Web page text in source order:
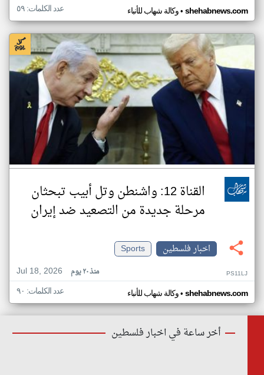
وكالة شهاب للأنباء• shehabnews.com عدد الكلمات: ٥٩
القناة 12: واشنطن وتل أبيب تبحثان
مرحلة جديدة من التصعيد ضد إيران
اخبار فلسطين
Sports
Jul 18, 2026
منذ ٢٠ يوم PS11LJ
وكالة شهاب للأنباء• shehabnews.com عدد الكلمات: ٩٠
أخر ساعة في اخبار فلسطين